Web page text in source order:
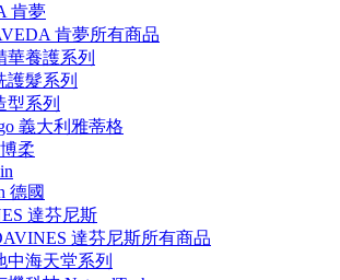
肯夢
肯夢所有商品
華養護系列
護髮系列
型系列
義大利雅蒂格
柔
德國
達芬尼斯
達芬尼斯所有商品
中海天堂系列